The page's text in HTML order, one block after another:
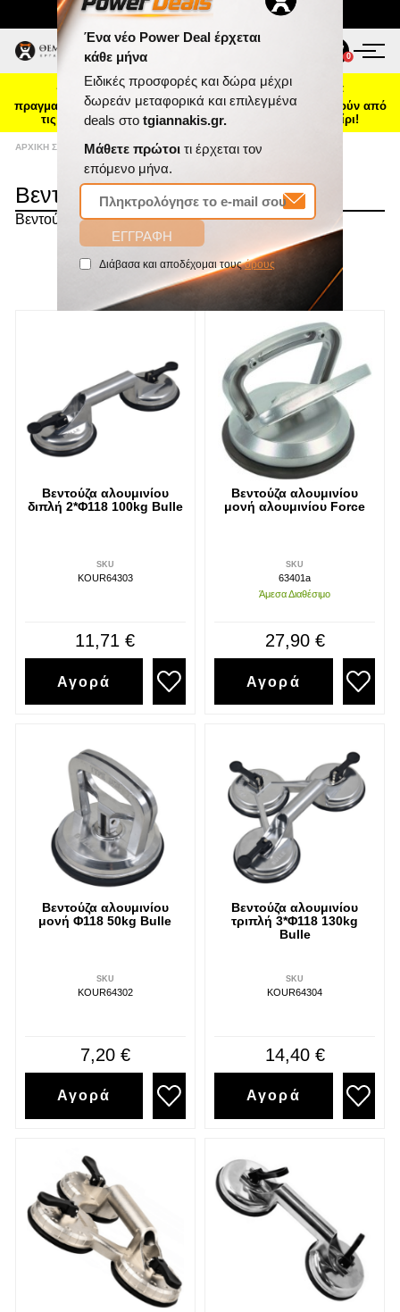
Τηλ. Παραγγελίες: 2103469100
ΠΡΟΪΌΝΤΑ
ΠΡΟΣΦΟΡΈΣ
ΝΈΕΣ ΑΦΊΞΕΙΣ
ΕΠΙΚΟΙΝΩΝΊΑ
ΝΈΑ & ΆΡΘΡΑ
0
☀️ Καλοκαιρινή ενημέρωση: Οι παραγγελίες που θα
πραγματοποιηθούν από 7 έως 16 Αυγούστου θα αποσταλούν από
τις 17 Αυγούστου, λόγω θερινής άδειας. Καλό καλοκαίρι!
ΑΡΧΙΚΉ ΣΕΛΊΔΑ / ΕΡΓΑΛΕΊΑ ΧΕΙΡΌΣ / ΒΕΝΤΟΎΖΕΣ
Βεντούζες
Βεντούζες
ΕΜΦΆΝΙΣΗ
Βεντούζα αλουμινίου
διπλή 2*Φ118 100kg Bulle
SKU
KOUR64303
11,71 €
Αγορά
Βεντούζα αλουμινίου
μονή αλουμινίου Force
SKU
63401a
Άμεσα Διαθέσιμο
27,90 €
Αγορά
Βεντούζα αλουμινίου
μονή Φ118 50kg Bulle
SKU
KOUR64302
7,20 €
Αγορά
Βεντούζα αλουμινίου
τριπλή 3*Φ118 130kg
Bulle
SKU
KOUR64304
14,40 €
Αγορά
Ένα νέο Power Deal έρχεται
Ειδικές προσφορές και δώρα μέχρι
Μάθετε πρώτοι
τι έρχεται τον
επόμενο μήνα.
Διάβασα και αποδέχομαι τους όρους